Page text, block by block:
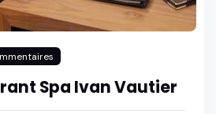
Spa Ivan Vautier